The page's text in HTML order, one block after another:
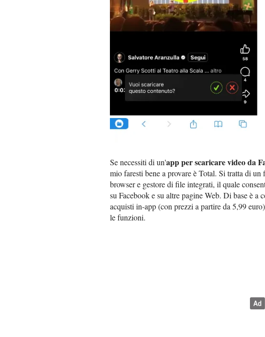
Se necessiti di un'app per scaricare video da
mio faresti bene a provare è Total. Si tratta di
browser e gestore di file integrati, il quale
su Facebook e su altre pagine Web. Di base è a
acquisti in-app (con prezzi a partire da 5,99
le funzioni.